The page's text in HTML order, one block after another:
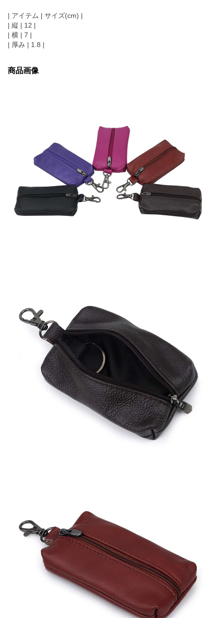
| アイテム | サイズ(cm) |
| 縦 | 12 |
| 横 | 7 |
| 厚み | 1.8 |
商品画像